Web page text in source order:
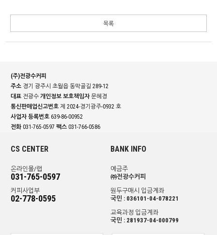
목록
(주)전광수커피
주소 경기 광주시 초월읍 동막골길 289-12
대표 전광수개인정보 보호책임자문혜경
통신판매업신고번호 제 2024-경기광주-0932 호
사업자 등록번호 639-86-00952
전화 031-765-0597팩스 031-766-0586
CS CENTER
온라인몰/랩
031-765-0597
커피사업부
02-778-0595
BANK INFO
예금주
㈜전광수커피
원두구매시 입금계좌
국민 : 036101-04-078221
교육과정 입금계좌
국민 : 281937-04-000799